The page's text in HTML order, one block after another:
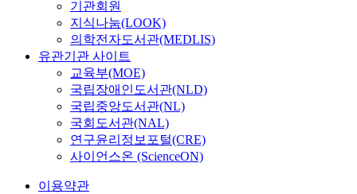
기관회원
지식나눔(LOOK)
의학전자도서관(MEDLIS)
유관기관 사이트
교육부(MOE)
국립장애인도서관(NLD)
국립중앙도서관(NL)
국회도서관(NAL)
연구윤리정보포털(CRE)
사이언스온 (ScienceON)
이용약관